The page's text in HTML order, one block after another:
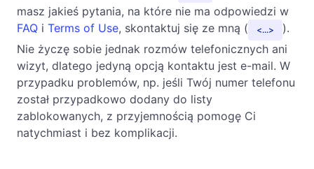
masz jakieś pytania, na które nie ma odpowiedzi w
FAQ i Terms of Use, skontaktuj się ze mną ( ...
).
Nie życzę sobie jednak rozmów telefonicznych ani
wizyt, dlatego jedyną opcją kontaktu jest e-mail. W
przypadku problemów, np. jeśli Twój numer telefonu
został przypadkowo dodany do listy
zablokowanych, z przyjemnością pomogę Ci
natychmiast i bez komplikacji.